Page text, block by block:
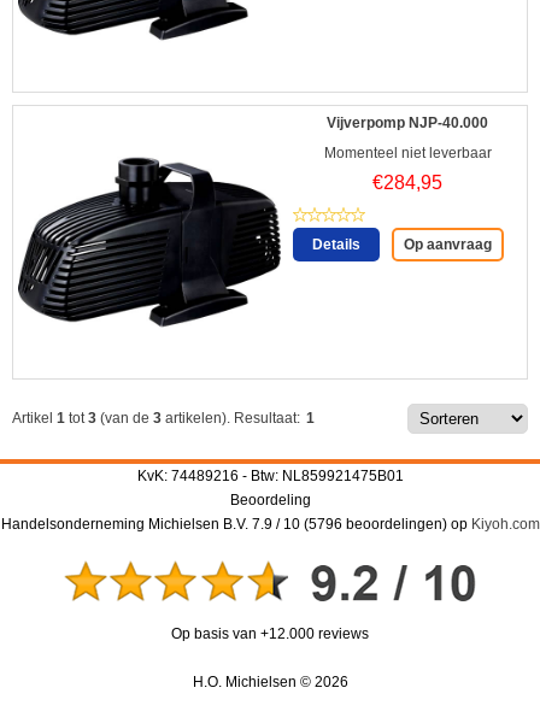
Vijverpomp NJP-40.000
Momenteel niet leverbaar
€284,95
Details Op aanvraag
Artikel 1 tot 3 (van de 3 artikelen). Resultaat: 1
KvK: 74489216 - Btw: NL859921475B01
Beoordeling
Handelsonderneming Michielsen B.V. 7.9/ 10(5796 beoordelingen) op Kiyoh.com
Op basis van +12.000 reviews
H.O. Michielsen © 2026